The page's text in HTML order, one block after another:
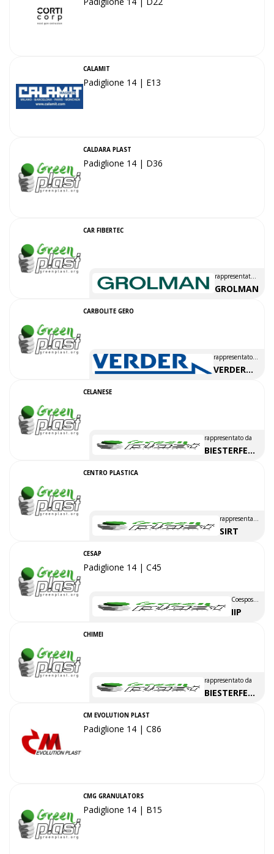
CALAMIT
Padiglione 14 | E13
CALDARA PLAST
Padiglione 14 | D36
CAR FIBERTEC
rappresentato
da
GROLMAN
CARBOLITE GERO
rappresentato
da
VERDER
CELANESE
rappresentato da
BIESTERFELD
CENTRO PLASTICA
rappresentato
da
SIRT
CESAP
Padiglione 14 | C45
Coesposto
da
IIP
CHIMEI
rappresentato da
BIESTERFELD
CM EVOLUTION PLAST
Padiglione 14 | C86
CMG GRANULATORS
Padiglione 14 | B15